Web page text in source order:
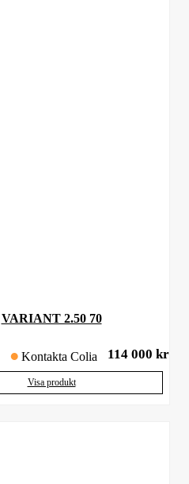
VARIANT 2.50 70
Kontakta Colia 114 000 kr
Visa produkt